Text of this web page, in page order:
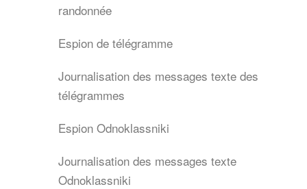
randonnée
Espion de télégramme
Journalisation des messages texte des
télégrammes
Espion Odnoklassniki
Journalisation des messages texte
Odnoklassniki